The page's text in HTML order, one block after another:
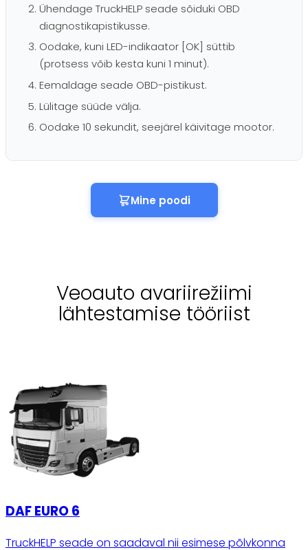
Ühendage TruckHELP seade sõiduki OBD
diagnostikapistikusse.
Oodake, kuni LED-indikaator [OK] süttib
(protsess võib kesta kuni 1 minut).
Eemaldage seade OBD-pistikust.
Lülitage süüde välja.
Oodake 10 sekundit, seejärel käivitage mootor.
Mine poodi
Veoauto avariirežiimi
lähtestamise tööriist
DAF EURO 6
TruckHELP seade on saadaval nii esimese põlvkonna